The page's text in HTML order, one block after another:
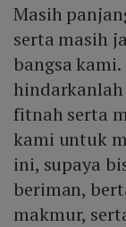
Masih
serta masih
bangsa
hindarkanlah
fitnah serta
kami untuk
ini, supaya
beriman,
makmur,